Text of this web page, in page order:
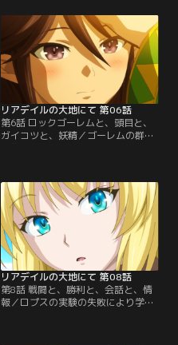
男スカルゴが押し掛ける。しかし彼
の変態的な振る舞いがケーナの逆鱗
に触れ、ケーナは遮断結界を発動さ
せて宿屋に引きこもってしまうのだ
った。さらにそれがきっかけで…。
リアデイルの大地にて 第06話
第6話 ロックゴーレムと、頭目と、
ガイコツと、妖精／ゴーレムの群れ
ンチを救われたケイリナはケーナに
感謝しつつも、彼女の圧倒的な強さ
に恐れと嫉妬を抱いていた。一方ケ
ーナはゴーレムとの戦いで、リアデ
イルの世界に自分以外のプレイヤー
が…。
リアデイルの大地にて 第08話
第8話 戦闘と、勝利と、会話と、情
報／ロプスの実験の失敗により学院